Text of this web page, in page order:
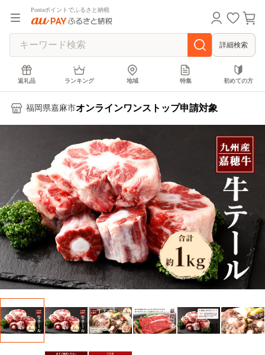
Pontaポイントでふるさと納税
詳細検索
返礼品 ランキング 地域 特集 初めての方
福岡県嘉麻市オンラインワンストップ申請対象